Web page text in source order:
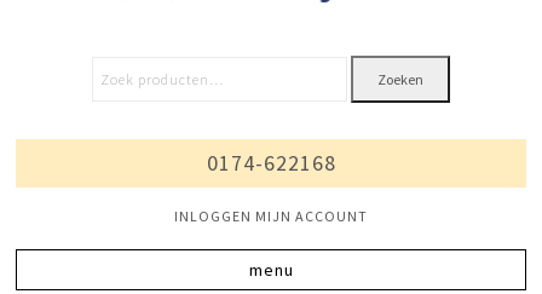
Zoeken
0174-622168
INLOGGEN MIJN ACCOUNT